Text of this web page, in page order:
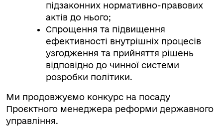
підзаконних нормативно-правових
актів до нього;
Спрощення та підвищення
ефективності внутрішніх процесів
узгодження та прийняття рішень
відповідно до чинної системи
розробки політики.
Ми продовжуємо конкурс на посаду
Проєктного менеджера реформи державного
управління.